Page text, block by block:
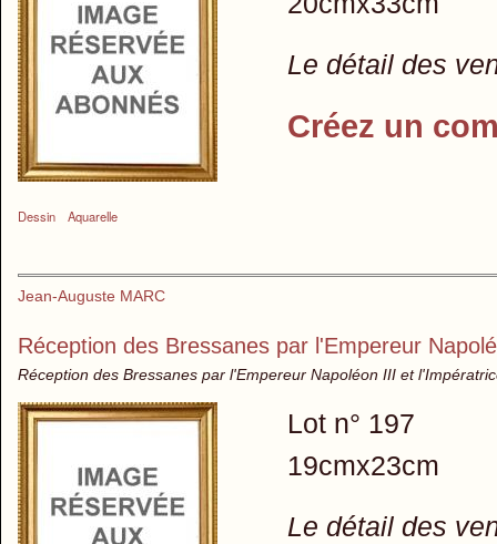
Dessin Aquarelle
Le détail des
Créez un
Jean-Auguste MARC
Réception des Bressanes par l'Empereur
Réception des Bressanes par l'Empereur Napoléon III et
Lot n° 197
19cmx23cm
Le détail des